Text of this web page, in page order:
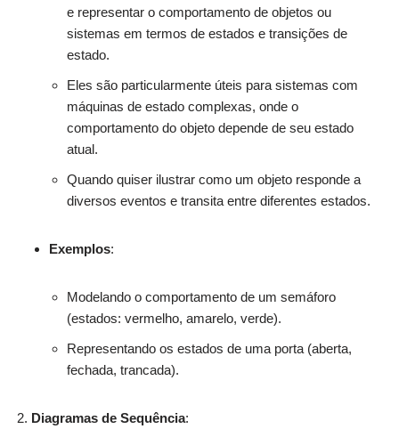
e representar o comportamento de objetos ou
sistemas em termos de estados e transições de
estado.
Eles são particularmente úteis para sistemas com
máquinas de estado complexas, onde o
comportamento do objeto depende de seu estado
atual.
Quando quiser ilustrar como um objeto responde a
diversos eventos e transita entre diferentes estados.
Exemplos:
Modelando o comportamento de um semáforo
(estados: vermelho, amarelo, verde).
Representando os estados de uma porta (aberta,
fechada, trancada).
Diagramas de Sequência: